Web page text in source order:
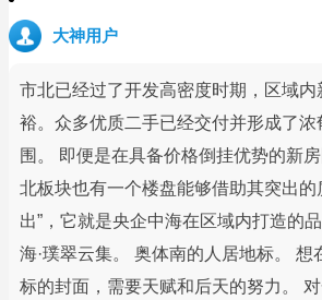
大神用户
市北已经过了开发高密度时期，区域内
裕。众多优质二手已经交付并形成了
围。 即便是在具备价格倒挂优势的新
北板块也有一个楼盘能够借助其突出的
出”，它就是央企中海在区域内打造的
海·璞翠云集。 奥体南的人居地标。 想
标的封面，需要天赋和后天的努力。